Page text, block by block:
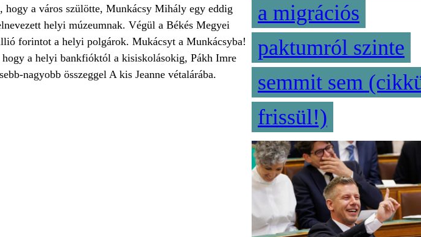
a város szülötte, Munkácsy Mihály egy eddig
helyi múzeumnak. Végül a Békés Megyei
forintot a helyi polgárok. Mukácsyt a Munkácsyba!
a helyi bankfióktól a kisiskolásokig, Pákh Imre
nagyobb összeggel A kis Jeanne vétalárába.
a migrációs
paktumról szinte
semmit sem
frissül!)